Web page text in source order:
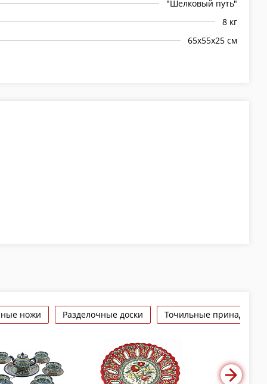
"Шелковый путь"
8 кг
65х55х25 см
ножи Разделочные доски Точильные